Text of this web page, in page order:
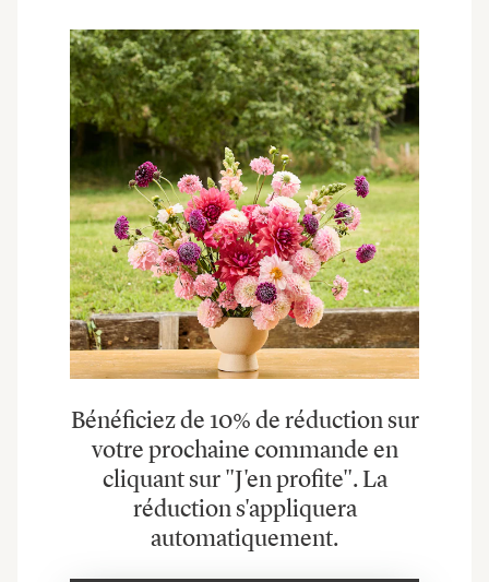
Bénéficiez de 10% de réduction sur
votre prochaine commande en
cliquant sur "J'en profite". La
réduction s'appliquera
automatiquement.